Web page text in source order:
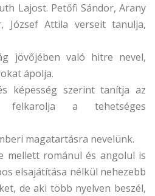
Lajost. Petőfi Sándor, Arany
József Attila verseit tanulja,
jövőjében való hitre nevel,
ápolja.
képesség szerint tanítja az
felkarolja a tehetséges
magatartásra nevelünk.
mellett románul és angolul is
elsajátítása nélkül nehezebb
de aki több nyelven beszél,